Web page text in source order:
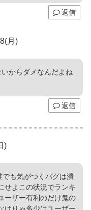
返信
月)
からダメなんだよね
返信
)
も気がつくバグは潰
せよこの状況でランキ
ーザー有利のだけ鬼の